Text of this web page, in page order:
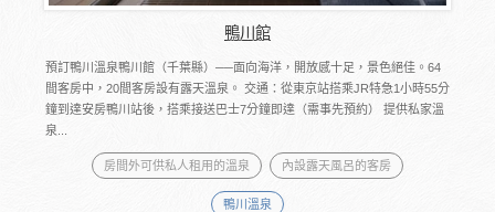
鴨川館
預訂鴨川溫泉鴨川館（千葉縣）──面向海洋，開放感十足，景色絕佳。64
間客房中，20間客房設有露天溫泉。 交通：從東京站搭乘JR特急1小時55分
鐘到達安房鴨川站後，搭乘接送巴士7分鐘即達（需事先預約） 提供私家溫
泉...
房間外可供私人租用的溫泉 內設露天風呂的客房
鴨川溫泉